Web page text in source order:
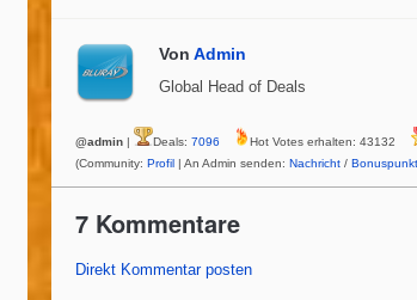
Von Admin
Global Head of Deals
@admin | Deals: 7096 Hot Votes erhalten: 43132
(Community: Profil | An Admin senden: Nachricht /
7 Kommentare
Direkt Kommentar posten